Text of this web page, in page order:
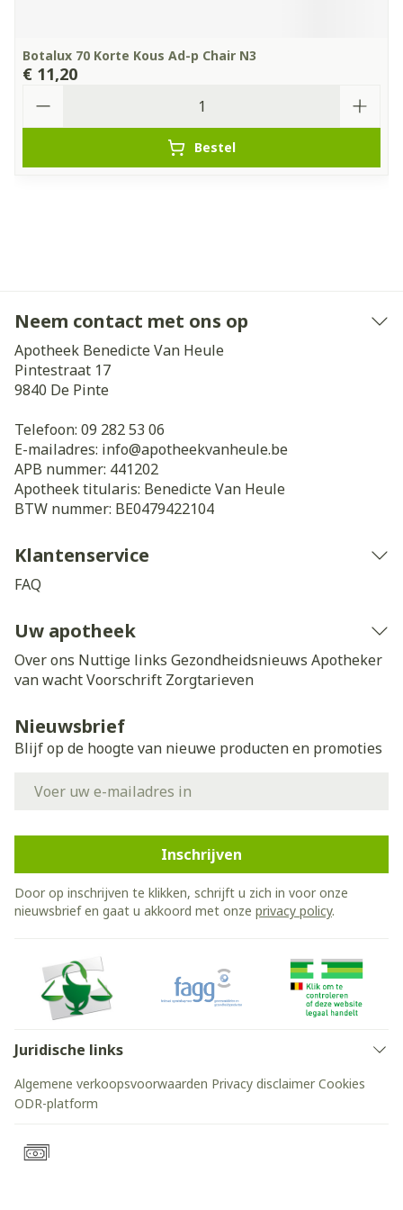
Botalux 70 Korte Kous Ad-p Chair N3
€ 11,20
Bestel
Neem contact met ons op
Apotheek Benedicte Van Heule
Pintestraat 17
9840 De Pinte
Telefoon: 09 282 53 06
E-mailadres: info@apotheekvanheule.be
APB nummer: 441202
Apotheek titularis: Benedicte Van Heule
BTW nummer: BE0479422104
Klantenservice
FAQ
Uw apotheek
Over ons Nuttige links Gezondheidsnieuws Apotheker
van wachtVoorschrift Zorgtarieven
Nieuwsbrief
Blijf op de hoogte van nieuwe producten en promoties
Inschrijven
Door op inschrijven te klikken, schrijft u zich in voor onze
nieuwsbrief en gaat u akkoord met onze privacy policy.
Juridische links
Algemene verkoopsvoorwaarden Privacy disclaimer Cookies
ODR-platform